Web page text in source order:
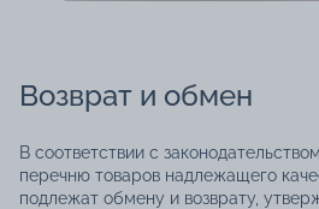
Возврат и обмен
В соответствии с
перечню товаров надлежащего
подлежат обмену и возврату,